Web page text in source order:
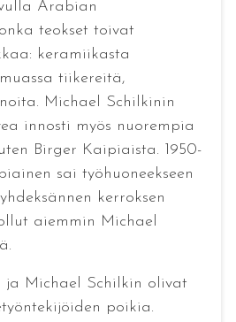
Arabian
teokset toivat
keramiikasta
tiikereitä,
Michael Schilkinin
innosti myös nuorempia
Birger Kaipiaista. 1950-
sai työhuoneekseen
kerroksen
aiemmin Michael
ja Michael Schilkin olivat
poikia.